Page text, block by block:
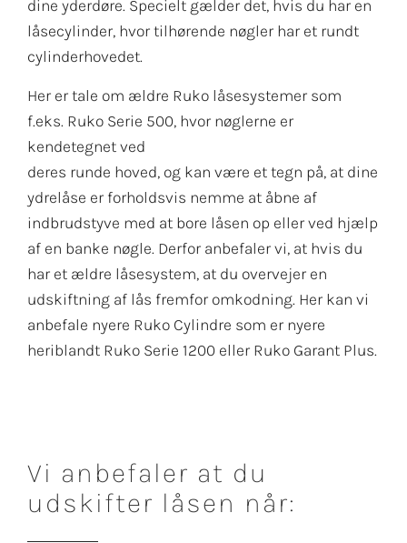
dine yderdøre. Specielt gælder det, hvis du har en
låsecylinder, hvor tilhørende nøgler har et rundt
cylinderhovedet.
Her er tale om ældre Ruko låsesystemer som
f.eks. Ruko Serie 500, hvor nøglerne er
kendetegnet ved
deres runde hoved, og kan være et tegn på, at dine
ydrelåse er forholdsvis nemme at åbne af
indbrudstyve med at bore låsen op eller ved hjælp
af en banke nøgle. Derfor anbefaler vi, at hvis du
har et ældre låsesystem, at du overvejer en
udskiftning af lås fremfor omkodning. Her kan vi
anbefale nyere Ruko Cylindre som er nyere
heriblandt Ruko Serie 1200 eller Ruko Garant Plus.
Vi anbefaler at du
udskifter låsen når: